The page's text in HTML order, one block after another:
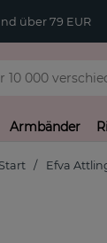
über 79 EUR
Armbänder
Start Efva